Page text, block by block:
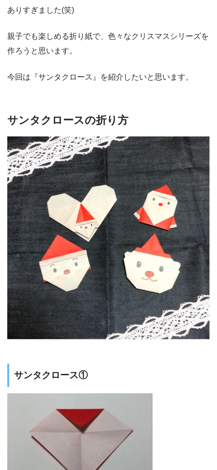
ありすぎました(笑)
親子でも楽しめる折り紙で、色々なクリスマスシリーズを
作ろうと思います。
今回は『サンタクロース』を紹介したいと思います。
サンタクロースの折り方
サンタクロース①